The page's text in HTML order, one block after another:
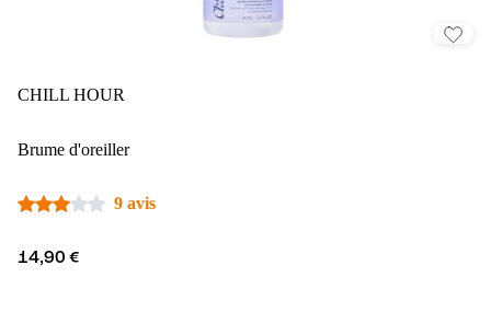
CHILL HOUR
Brume d'oreiller
9 avis
14,90 €